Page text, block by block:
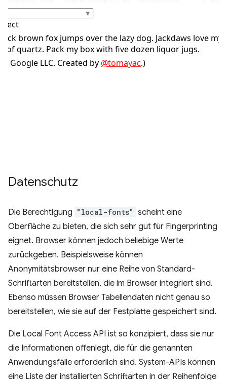
Datenschutz
Die Berechtigung "local-fonts" scheint eine
Oberfläche zu bieten, die sich sehr gut für Fingerprinting
eignet. Browser können jedoch beliebige Werte
zurückgeben. Beispielsweise können
Anonymitätsbrowser nur eine Reihe von Standard-
Schriftarten bereitstellen, die im Browser integriert sind.
Ebenso müssen Browser Tabellendaten nicht genau so
bereitstellen, wie sie auf der Festplatte gespeichert sind.
Die Local Font Access API ist so konzipiert, dass sie nur
die Informationen offenlegt, die für die genannten
Anwendungsfälle erforderlich sind. System-APIs können
eine Liste der installierten Schriftarten in der Reihenfolge